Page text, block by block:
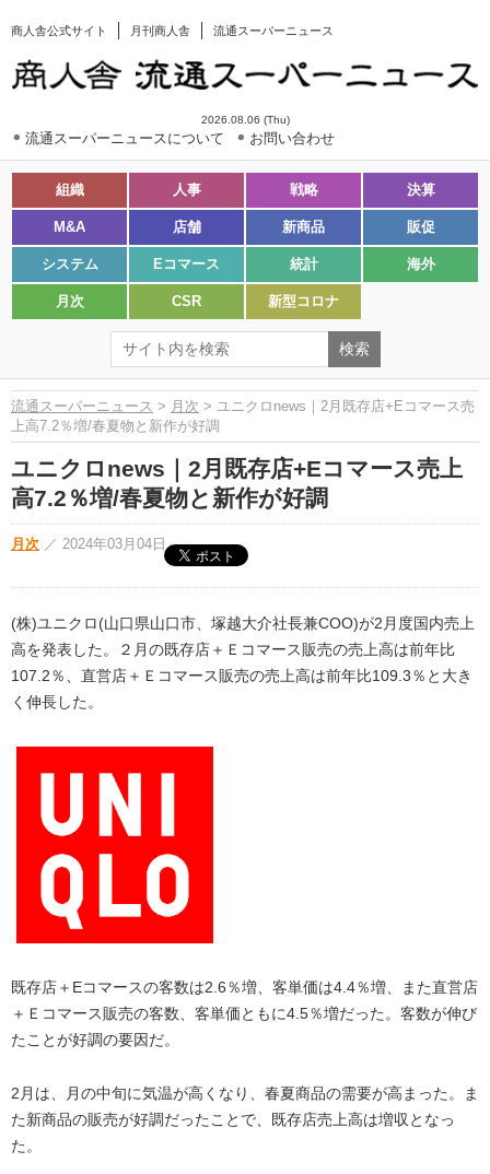
商人舎公式サイト 月刊商人舎 流通スーパーニュース
2026.08.06 (Thu)
流通スーパーニュースについて お問い合わせ
組織 人事 戦略 決算
M&A 店舗 新商品 販促
システム Eコマース 統計 海外
月次 CSR 新型コロナ
流通スーパーニュース > 月次 > ユニクロnews｜2月既存店+Eコマース売
上高7.2％増/春夏物と新作が好調
ユニクロnews｜2月既存店+Eコマース売上
高7.2％増/春夏物と新作が好調
月次 ／ 2024年03月04日
(株)ユニクロ(山口県山口市、塚越大介社長兼COO)が2月度国内売上
高を発表した。２月の既存店＋Ｅコマース販売の売上高は前年比
107.2％、直営店＋Ｅコマース販売の売上高は前年比109.3％と大き
く伸長した。
既存店＋Eコマースの客数は2.6％増、客単価は4.4％増、また直営店
＋Ｅコマース販売の客数、客単価ともに4.5％増だった。客数が伸び
たことが好調の要因だ。
2月は、月の中旬に気温が高くなり、春夏商品の需要が高まった。ま
た新商品の販売が好調だったことで、既存店売上高は増収となっ
た。